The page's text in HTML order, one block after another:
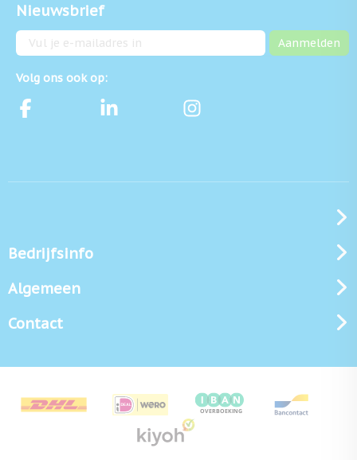
Nieuwsbrief
E-mailadres Aanmelden
Volg ons ook op:
Bedrijfsinfo
Algemeen
Contact